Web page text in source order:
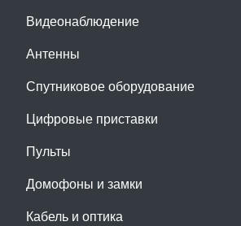
Видеонаблюдение
Антенны
Спутниковое оборудование
Цифровые приставки
Пульты
Домофоны и замки
Кабель и оптика